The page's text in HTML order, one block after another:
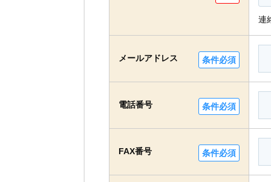
連
メールアドレス 条件必須
電話番号 条件必須
FAX番号 条件必須